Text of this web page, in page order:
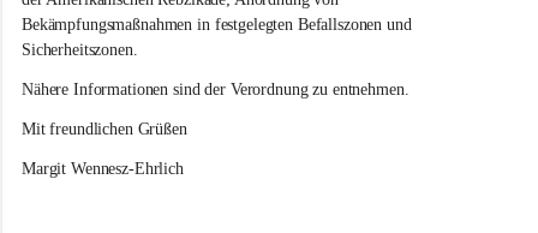
p
Bekämpfungsmaßnahmen in festgelegten Befallszonen und
Sicherheitszonen.
Nähere Informationen sind der Verordnung zu entnehmen.
Mit freundlichen Grüßen
Margit Wennesz-Ehrlich